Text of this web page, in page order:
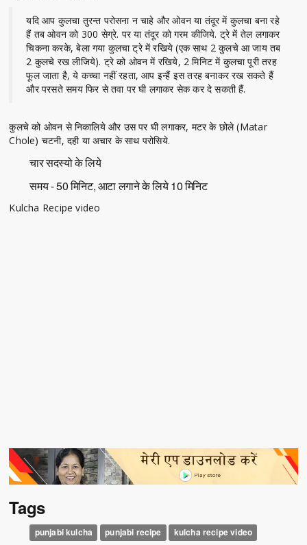
यदि आप कुलचा तुरन्त परोसना न चाहे और ओवन या तंदूर में कुलचा बना रहे
हैं तब ओवन को 300 सेग्रे. पर या तंदूर को गरम कीजिये. ट्रे में तेल लगाकर
चिकना करके, बेला गया कुलचा ट्रे में रखिये (एक साथ 2 कुलचे आ जाय तब
2 कुलचे रख लीजिये). ट्रे को ओवन में रखिये, 2 मिनिट में कुलचा पूरी तरह
फूल जाता है, ये कच्चा नहीं रहता, आप इन्हैं इस तरह बनाकर रख सकते हैं
और परसते समय फिर से तवा पर घी लगाकर सेक कर दे सकती हैं.
कुलचे को ओवन से निकालिये और उस पर घी लगाकर, मटर के छोले (Matar
Chole) चटनी, दही या अचार के साथ परोसिये.
चार सदस्यो के लिये
समय - 50 मिनिट, आटा लगाने के लिये 10 मिनिट
Kulcha Recipe video
Tags
punjabi kulcha punjabi recipe kulcha recipe video